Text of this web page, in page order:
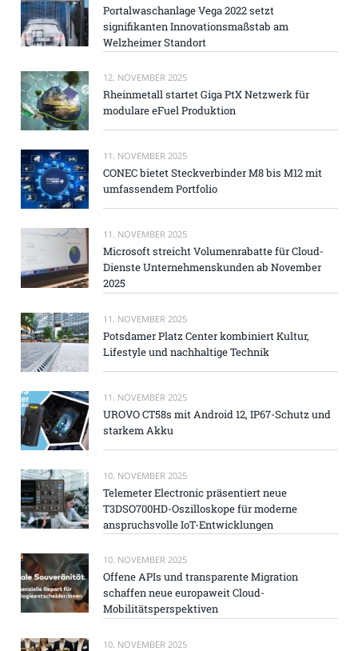
Portalwaschanlage Vega 2022 setzt
signifikanten Innovationsmaßstab am
Welzheimer Standort
12. NOVEMBER 2025
Rheinmetall startet Giga PtX Netzwerk für
modulare eFuel Produktion
11. NOVEMBER 2025
CONEC bietet Steckverbinder M8 bis M12 mit
umfassendem Portfolio
11. NOVEMBER 2025
Microsoft streicht Volumenrabatte für Cloud-
Dienste Unternehmenskunden ab November
2025
11. NOVEMBER 2025
Potsdamer Platz Center kombiniert Kultur,
Lifestyle und nachhaltige Technik
11. NOVEMBER 2025
UROVO CT58s mit Android 12, IP67-Schutz und
starkem Akku
10. NOVEMBER 2025
Telemeter Electronic präsentiert neue
T3DSO700HD-Oszilloskope für moderne
anspruchsvolle IoT-Entwicklungen
10. NOVEMBER 2025
Offene APIs und transparente Migration
schaffen neue europaweit Cloud-
Mobilitätsperspektiven
10. NOVEMBER 2025